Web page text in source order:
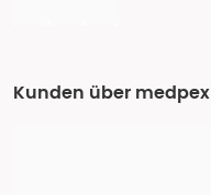
Kunden über medpex